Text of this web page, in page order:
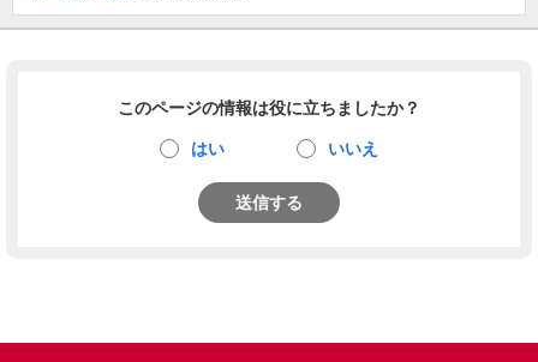
このページの情報は役に立ちましたか？
はい いいえ
送信する